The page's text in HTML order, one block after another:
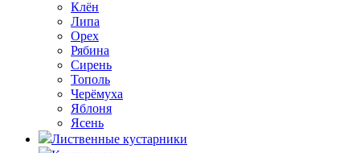
Клён
Липа
Орех
Рябина
Сирень
Тополь
Черёмуха
Яблоня
Ясень
Лиственные кустарники